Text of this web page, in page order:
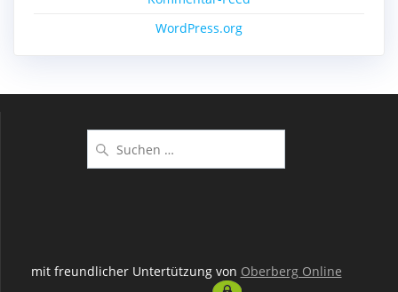
WordPress.org
nach:
mit freundlicher Untertützung von Oberberg Online